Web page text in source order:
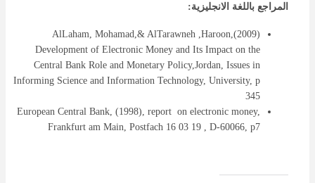
المراجع باللغة الانجليزية:
AlLaham, Mohamad,& AlTarawneh ,Haroon,(2009)
Development of Electronic Money and Its Impact on the
Central Bank Role and Monetary Policy,Jordan, Issues in
Informing Science and Information Technology, University, p
345
European Central Bank, (1998), report on electronic money,
Frankfurt am Main, Postfach 16 03 19 , D-60066, p7